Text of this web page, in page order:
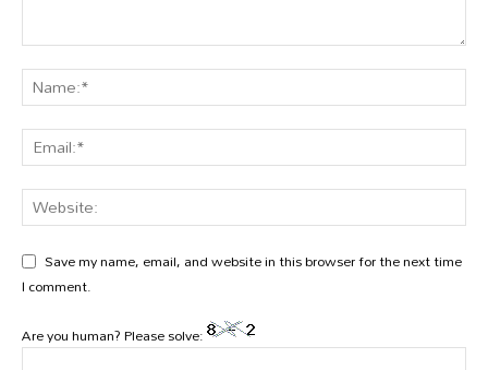
Save my name, email, and website in this browser for the next time
I comment.
Are you human? Please solve: